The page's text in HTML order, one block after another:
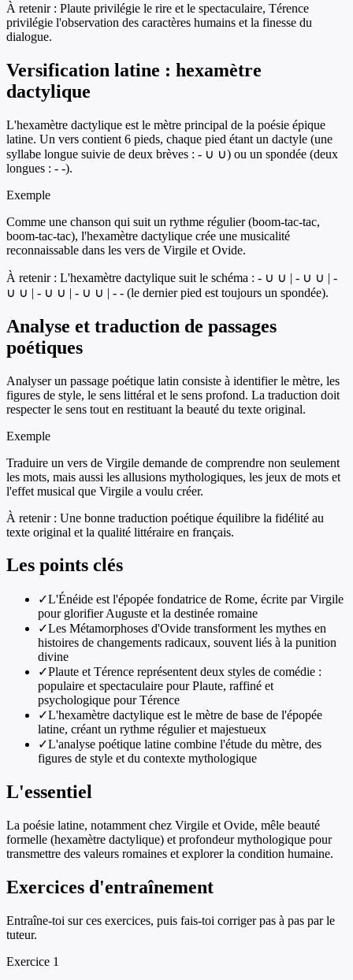
À retenir : Plaute privilégie le rire et le spectaculaire, Térence
privilégie l'observation des caractères humains et la finesse du
dialogue.
Versification latine : hexamètre
dactylique
L'hexamètre dactylique est le mètre principal de la poésie épique
latine. Un vers contient 6 pieds, chaque pied étant un dactyle (une
syllabe longue suivie de deux brèves : - ∪ ∪) ou un spondée (deux
longues : - -).
Exemple
Comme une chanson qui suit un rythme régulier (boom-tac-tac,
boom-tac-tac), l'hexamètre dactylique crée une musicalité
reconnaissable dans les vers de Virgile et Ovide.
À retenir : L'hexamètre dactylique suit le schéma : - ∪ ∪ | - ∪ ∪ | -
∪ ∪ | - ∪ ∪ | - ∪ ∪ | - - (le dernier pied est toujours un spondée).
Analyse et traduction de passages
poétiques
Analyser un passage poétique latin consiste à identifier le mètre, les
figures de style, le sens littéral et le sens profond. La traduction doit
respecter le sens tout en restituant la beauté du texte original.
Exemple
Traduire un vers de Virgile demande de comprendre non seulement
les mots, mais aussi les allusions mythologiques, les jeux de mots et
l'effet musical que Virgile a voulu créer.
À retenir : Une bonne traduction poétique équilibre la fidélité au
texte original et la qualité littéraire en français.
Les points clés
✓L'Énéide est l'épopée fondatrice de Rome, écrite par Virgile
pour glorifier Auguste et la destinée romaine
✓Les Métamorphoses d'Ovide transforment les mythes en
histoires de changements radicaux, souvent liés à la punition
divine
✓Plaute et Térence représentent deux styles de comédie :
populaire et spectaculaire pour Plaute, raffiné et
psychologique pour Térence
✓L'hexamètre dactylique est le mètre de base de l'épopée
latine, créant un rythme régulier et majestueux
✓L'analyse poétique latine combine l'étude du mètre, des
figures de style et du contexte mythologique
L'essentiel
La poésie latine, notamment chez Virgile et Ovide, mêle beauté
formelle (hexamètre dactylique) et profondeur mythologique pour
transmettre des valeurs romaines et explorer la condition humaine.
Exercices d'entraînement
Entraîne-toi sur ces exercices, puis fais-toi corriger pas à pas par le
tuteur.
Exercice 1